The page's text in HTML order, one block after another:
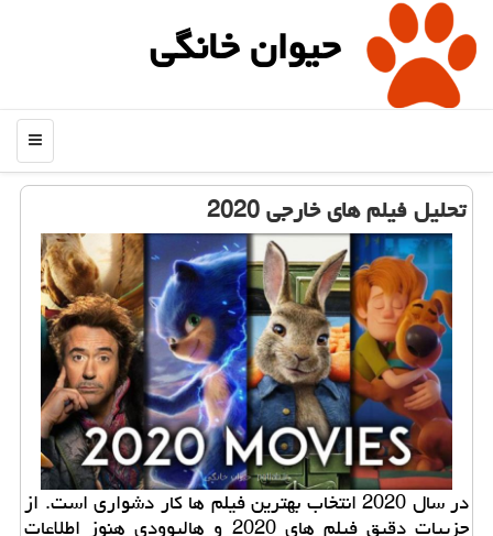
حیوان خانگی
منو
تحلیل فیلم های خارجی 2020
در سال 2020 انتخاب بهترین فیلم ها كار دشواری است. از
جزییات دقیق فیلم های 2020 و هالیوودی هنوز اطلاعات